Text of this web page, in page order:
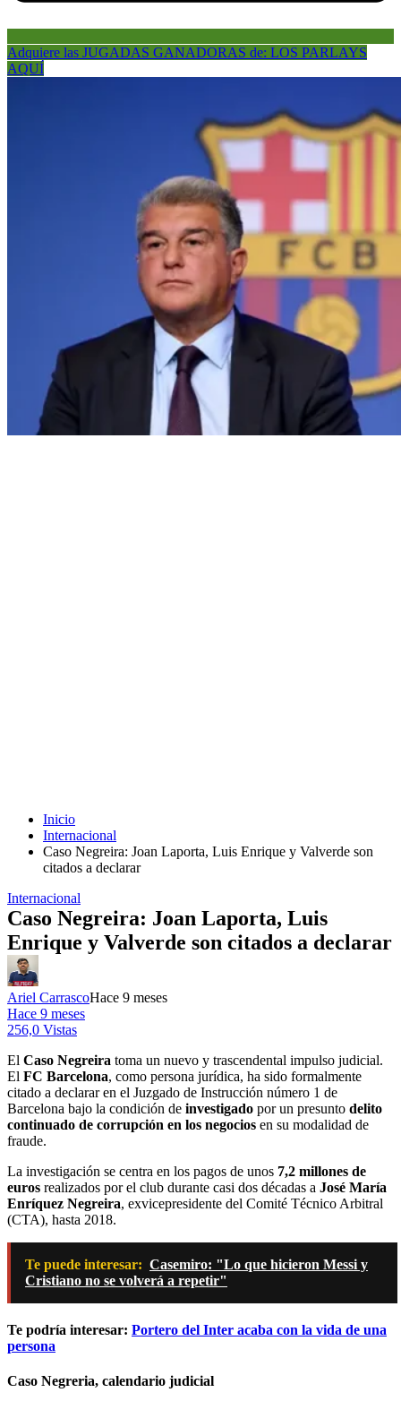
Adquiere las JUGADAS GANADORAS de: LOS PARLAYS
AQUÍ
Inicio
Internacional
Caso Negreira: Joan Laporta, Luis Enrique y Valverde son
citados a declarar
Internacional
Caso Negreira: Joan Laporta, Luis
Enrique y Valverde son citados a declarar
Ariel CarrascoHace 9 meses
Hace 9 meses
256,0 Vistas
El Caso Negreira toma un nuevo y trascendental impulso judicial.
El FC Barcelona, como persona jurídica, ha sido formalmente
citado a declarar en el Juzgado de Instrucción número 1 de
Barcelona bajo la condición de investigado por un presunto delito
continuado de corrupción en los negocios en su modalidad de
fraude.
La investigación se centra en los pagos de unos 7,2 millones de
euros realizados por el club durante casi dos décadas a José María
Enríquez Negreira, exvicepresidente del Comité Técnico Arbitral
(CTA), hasta 2018.
Te puede interesar: Casemiro: "Lo que hicieron Messi y
Cristiano no se volverá a repetir"
Te podría interesar: Portero del Inter acaba con la vida de una
persona
Caso Negreria, calendario judicial